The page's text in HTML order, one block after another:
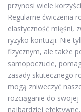
przynosi wiele
Regularne ćwiczenia
elastyczność mięśni,
ryzyko kontuzji. Nie
fizycznym, ale także
samopoczucie,
zasady skutecznego
mogą zniweczyć
rozciąganie do
najbardziej efektywne.